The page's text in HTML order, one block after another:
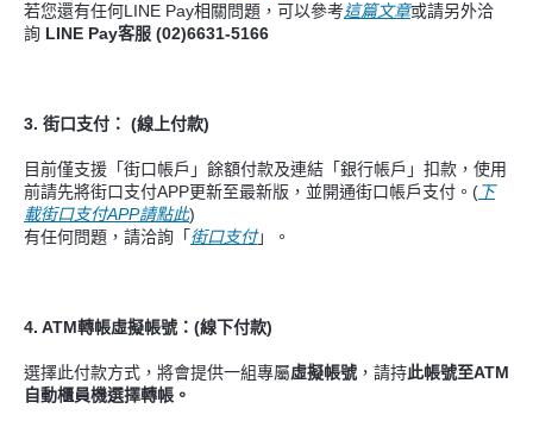
若您還有任何LINE Pay相關問題，可以參考這篇文章或請另外洽
詢 LINE Pay客服 (02)6631-5166
3. 街口支付： (線上付款)
目前僅支援「街口帳戶」餘額付款及連結「銀行帳戶」扣款，使用
前請先將街口支付APP更新至最新版，並開通街口帳戶支付。(下
載街口支付APP請點此)
有任何問題，請洽詢「 街口支付」。
4. ATM轉帳虛擬帳號：(線下付款)
選擇此付款方式，將會提供一組專屬虛擬帳號 ，請持此帳號至ATM
自動櫃員機選擇轉帳。